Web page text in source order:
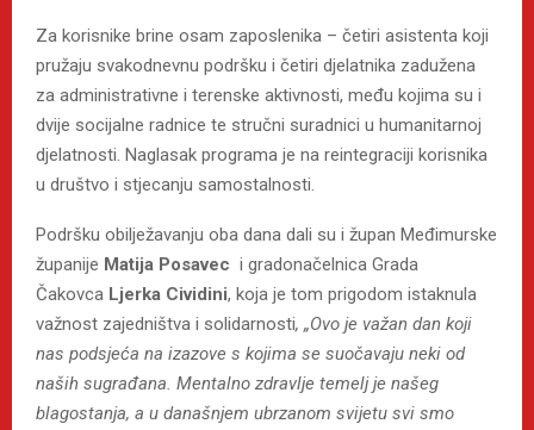
Za korisnike brine osam zaposlenika – četiri asistenta koji
pružaju svakodnevnu podršku i četiri djelatnika zadužena
za administrativne i terenske aktivnosti, među kojima su i
dvije socijalne radnice te stručni suradnici u humanitarnoj
djelatnosti. Naglasak programa je na reintegraciji korisnika
u društvo i stjecanju samostalnosti.
Podršku obilježavanju oba dana dali su i župan Međimurske
županije Matija Posavec i gradonačelnica Grada
Čakovca Ljerka Cividini, koja je tom prigodom istaknula
važnost zajedništva i solidarnosti, „Ovo je važan dan koji
nas podsjeća na izazove s kojima se suočavaju neki od
naših sugrađana. Mentalno zdravlje temelj je našeg
blagostanja, a u današnjem ubrzanom svijetu svi smo